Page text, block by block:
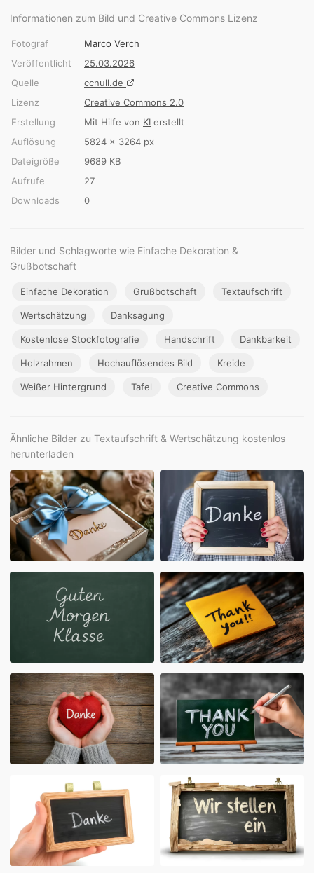
Informationen zum Bild und Creative Commons Lizenz
Fotograf
Marco Verch
Veröffentlicht
25.03.2026
Quelle
ccnull.de
Lizenz
Creative Commons 2.0
Erstellung
Mit Hilfe von KI erstellt
Auflösung
5824 × 3264 px
Dateigröße
9689 KB
Aufrufe
27
Downloads
0
Bilder und Schlagworte wie Einfache Dekoration &
Grußbotschaft
Einfache Dekoration Grußbotschaft Textaufschrift
Wertschätzung Danksagung
Kostenlose Stockfotografie Handschrift Dankbarkeit
Holzrahmen Hochauflösendes Bild Kreide
Weißer Hintergrund Tafel Creative Commons
Ähnliche Bilder zu Textaufschrift & Wertschätzung kostenlos
herunterladen